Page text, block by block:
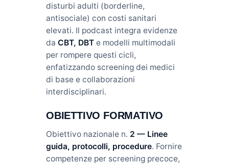
disturbi adulti (borderline,
antisociale) con costi sanitari
elevati. Il podcast integra evidenze
da CBT, DBT e modelli multimodali
per rompere questi cicli,
enfatizzando screening dei medici
di base e collaborazioni
interdisciplinari.
OBIETTIVO FORMATIVO
Obiettivo nazionale n. 2 — Linee
guida, protocolli, procedure. Fornire
competenze per screening precoce,